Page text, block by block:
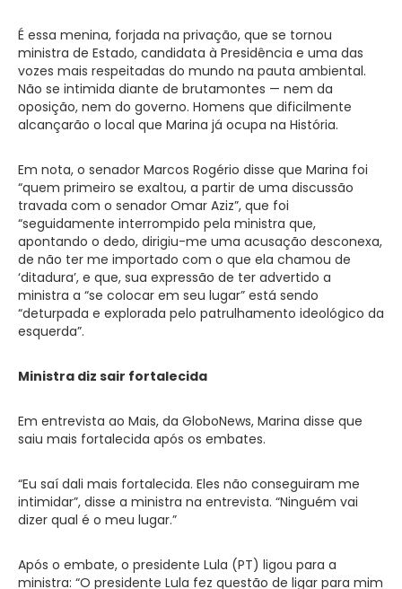
É essa menina, forjada na privação, que se tornou
ministra de Estado, candidata à Presidência e uma das
vozes mais respeitadas do mundo na pauta ambiental.
Não se intimida diante de brutamontes — nem da
oposição, nem do governo. Homens que dificilmente
alcançarão o local que Marina já ocupa na História.
Em nota, o senador Marcos Rogério disse que Marina foi
“quem primeiro se exaltou, a partir de uma discussão
travada com o senador Omar Aziz”, que foi
“seguidamente interrompido pela ministra que,
apontando o dedo, dirigiu-me uma acusação desconexa,
de não ter me importado com o que ela chamou de
‘ditadura’, e que, sua expressão de ter advertido a
ministra a “se colocar em seu lugar” está sendo
“deturpada e explorada pelo patrulhamento ideológico da
esquerda”.
Ministra diz sair fortalecida
Em entrevista ao Mais, da GloboNews, Marina disse que
saiu mais fortalecida após os embates.
“Eu saí dali mais fortalecida. Eles não conseguiram me
intimidar”, disse a ministra na entrevista. “Ninguém vai
dizer qual é o meu lugar.”
Após o embate, o presidente Lula (PT) ligou para a
ministra: “O presidente Lula fez questão de ligar para mim